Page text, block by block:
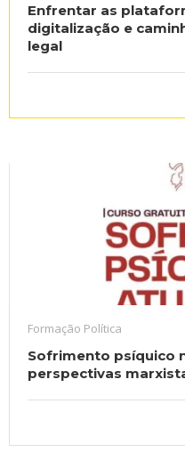
Enfrentar as
digitalização e
legal
Formação Política
Sofrimento psíquico
perspectivas